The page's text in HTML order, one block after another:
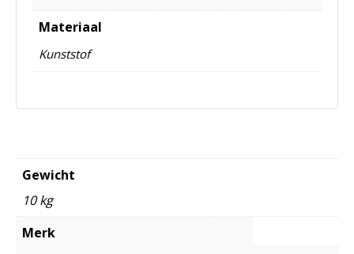
Materiaal
Kunststof
Gewicht
10 kg
Merk